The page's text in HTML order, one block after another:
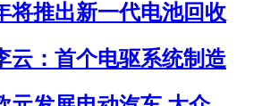
将推出新一代电池回收
云：首个电驱系统制造